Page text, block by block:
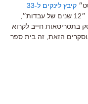
קיבץ לינקים ל-33
, כולל ״לשבור את הקרח״, ״12 שנים של עבדות״,
בתסריטאות חייב לקרוא
הזאת, זה בית ספר